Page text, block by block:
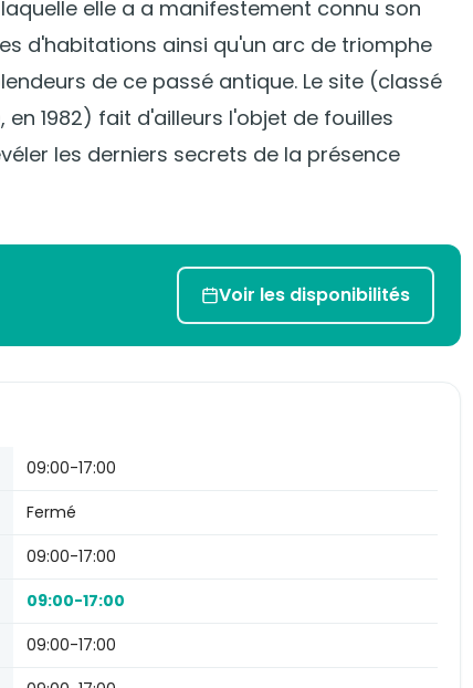
elle a a manifestement connu son
d'habitations ainsi qu'un arc de triomphe
de ce passé antique. Le site (classé
, en 1982) fait d'ailleurs l'objet de fouilles
les derniers secrets de la présence
Voir les disponibilités
09:00-17:00
Fermé
09:00-17:00
09:00-17:00
09:00-17:00